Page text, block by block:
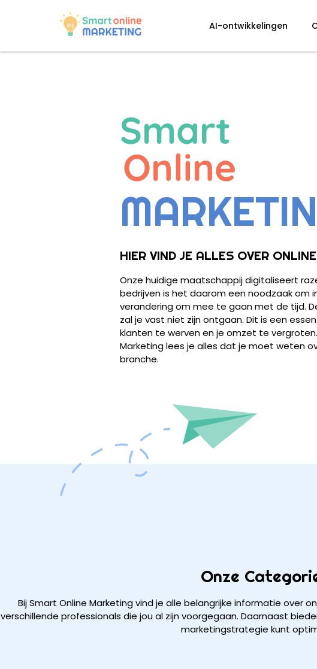
AI-ontwikkelingen
Smart
Online
HIER VIND JE ALLES OVER
Onze huidige maatschappij digitaliseert
bedrijven is het daarom een noodzaak om
verandering om mee te gaan met de tijd.
zal je vast niet zijn ontgaan. Dit is een
klanten te werven en je omzet te
Marketing lees je alles dat je moet weten
branche.
Onze
Bij Smart Online Marketing vind je alle belangrijke informatie over
verschillende professionals die jou al zijn voorgegaan. Daarnaast
marketingstrategie kunt